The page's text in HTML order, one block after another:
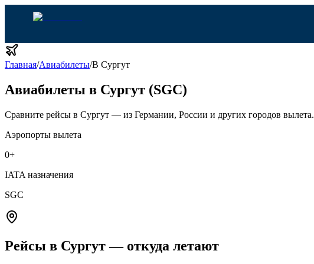
Главная/Авиабилеты/В Сургут
Авиабилеты в Сургут (SGC)
Сравните рейсы в Сургут — из Германии, России и других городов вылета.
Аэропорты вылета
0+
IATA назначения
SGC
Рейсы в Сургут — откуда летают